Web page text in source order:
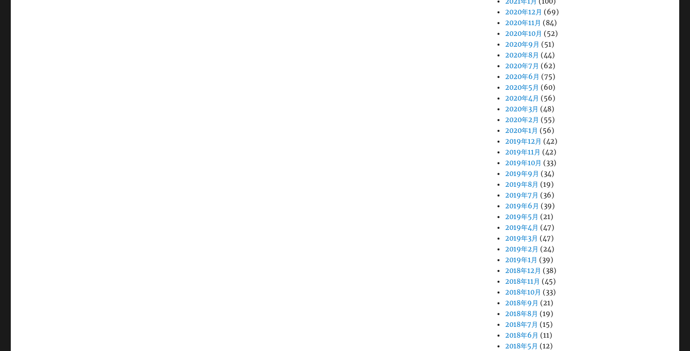
2020年12月 (69)
2020年11月 (84)
2020年10月 (52)
2020年9月 (51)
2020年8月 (44)
2020年7月 (62)
2020年6月 (75)
2020年5月 (60)
2020年4月 (56)
2020年3月 (48)
2020年2月 (55)
2020年1月 (56)
2019年12月 (42)
2019年11月 (42)
2019年10月 (33)
2019年9月 (34)
2019年8月 (19)
2019年7月 (36)
2019年6月 (39)
2019年5月 (21)
2019年4月 (47)
2019年3月 (47)
2019年2月 (24)
2019年1月 (39)
2018年12月 (38)
2018年11月 (45)
2018年10月 (33)
2018年9月 (21)
2018年8月 (19)
2018年7月 (15)
2018年6月 (11)
2018年5月 (12)